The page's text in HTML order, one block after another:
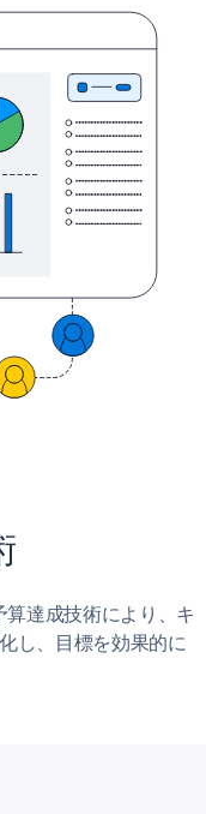
達成技術により、キ
し、目標を効果的に